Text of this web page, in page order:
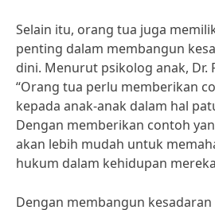
Selain itu, orang tua juga
penting dalam membangun
dini. Menurut psikolog anak, Dr.
“Orang tua perlu memberikan
kepada anak-anak dalam hal
Dengan memberikan contoh
akan lebih mudah untuk
hukum dalam kehidupan
Dengan membangun